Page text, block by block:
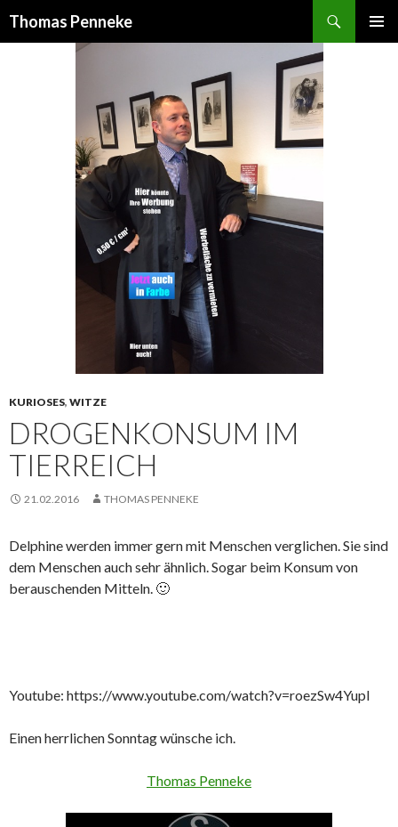
Thomas Penneke
KURIOSES, WITZE
DROGENKONSUM IM
TIERREICH
21.02.2016 THOMAS PENNEKE
Delphine werden immer gern mit Menschen verglichen. Sie sind
dem Menschen auch sehr ähnlich. Sogar beim Konsum von
berauschenden Mitteln. 🙂
Youtube: https://www.youtube.com/watch?v=roezSw4YupI
Einen herrlichen Sonntag wünsche ich.
Thomas Penneke